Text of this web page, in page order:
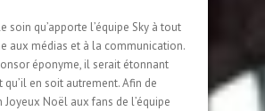
soin qu’apporte l’équipe Sky à tout
aux médias et à la communication.
éponyme, il serait étonnant
qu’il en soit autrement. Afin de
Joyeux Noël aux fans de l’équipe